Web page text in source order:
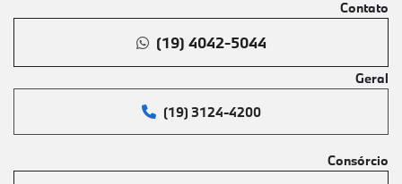
Contato
(19) 4042-5044
Geral
(19) 3124-4200
Consórcio